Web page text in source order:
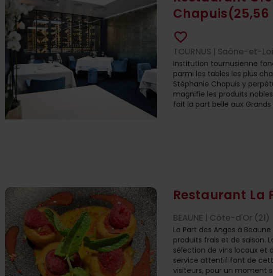
Chapuis(25,56
favorite_border
TOURNUS | Saône-et-
Institution tournusienne
parmi les tables les plus
Stéphanie Chapuis y
magnifie les produits
fait la part belle aux Grands
Restaurant La
BEAUNE | Côte-d'Or (21)
La Part des Anges à
produits frais et de saison.
sélection de vins locaux et
service attentif font de
visiteurs, pour un moment